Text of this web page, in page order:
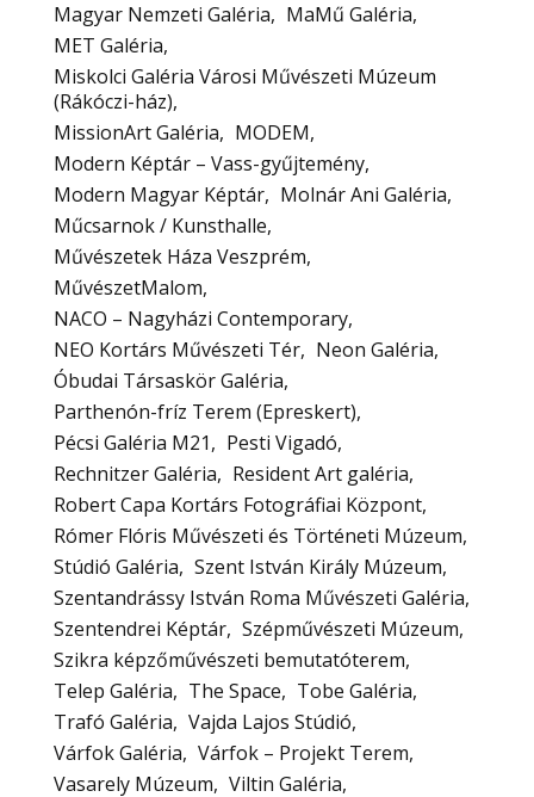
Magyar Nemzeti Galéria
MaMű Galéria
MET Galéria
Miskolci Galéria Városi Művészeti Múzeum
(Rákóczi-ház)
MissionArt Galéria
MODEM
Modern Képtár – Vass-gyűjtemény
Modern Magyar Képtár
Molnár Ani Galéria
Műcsarnok / Kunsthalle
Művészetek Háza Veszprém
MűvészetMalom
NACO – Nagyházi Contemporary
NEO Kortárs Művészeti Tér
Neon Galéria
Óbudai Társaskör Galéria
Parthenón-fríz Terem (Epreskert)
Pécsi Galéria M21
Pesti Vigadó
Rechnitzer Galéria
Resident Art galéria
Robert Capa Kortárs Fotográfiai Központ
Rómer Flóris Művészeti és Történeti Múzeum
Stúdió Galéria
Szent István Király Múzeum
Szentandrássy István Roma Művészeti Galéria
Szentendrei Képtár Szépművészeti Múzeum
Szikra képzőművészeti bemutatóterem
Telep Galéria
The Space
Tobe Galéria
Trafó Galéria
Vajda Lajos Stúdió
Várfok Galéria
Várfok – Projekt Terem
Vasarely Múzeum
Viltin Galéria